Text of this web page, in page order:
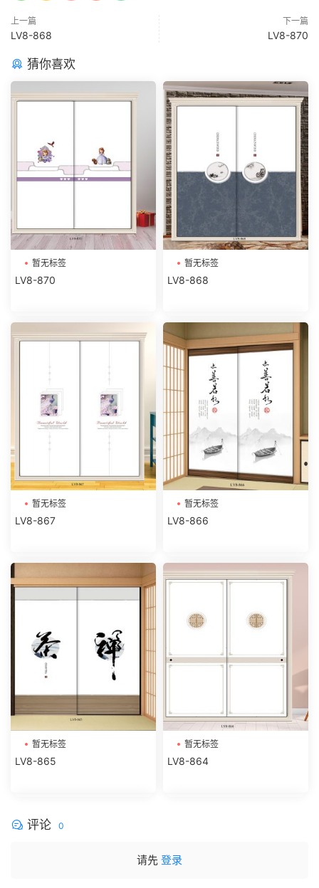
上一篇
LV8-868
下一篇
LV8-870
猜你喜欢
暂无标签
LV8-870
暂无标签
LV8-868
暂无标签
LV8-867
暂无标签
LV8-866
暂无标签
LV8-865
暂无标签
LV8-864
评论 0
请先 登录